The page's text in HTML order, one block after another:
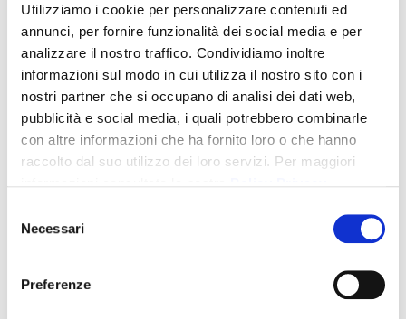
Utilizziamo i cookie per personalizzare contenuti ed
annunci, per fornire funzionalità dei social media e per
analizzare il nostro traffico. Condividiamo inoltre
informazioni sul modo in cui utilizza il nostro sito con i
nostri partner che si occupano di analisi dei dati web,
pubblicità e social media, i quali potrebbero combinarle
con altre informazioni che ha fornito loro o che hanno
raccolto dal suo utilizzo dei loro servizi. Per maggiori
delNecessari
Preferenze